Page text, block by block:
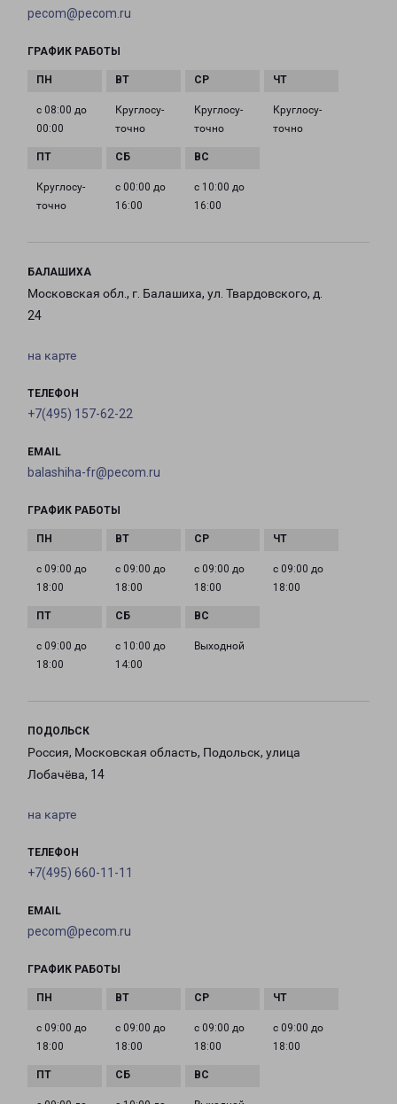
pecom@pecom.ru
ГРАФИК РАБОТЫ
с 08:00 до
00:00
Круглосу­
точно
Круглосу­
точно
Круглосу­
точно
Круглосу­
точно
с 00:00 до
16:00
с 10:00 до
16:00
БАЛАШИХА
Московская обл., г. Балашиха, ул. Твардовского, д.
24
на карте
ТЕЛЕФОН
+7(495) 157-62-22
EMAIL
balashiha-fr@pecom.ru
ГРАФИК РАБОТЫ
с 09:00 до
18:00
с 09:00 до
18:00
с 09:00 до
18:00
с 09:00 до
18:00
с 09:00 до
18:00
с 10:00 до
14:00
Выходной
ПОДОЛЬСК
Россия, Московская область, Подольск, улица
Лобачёва, 14
на карте
ТЕЛЕФОН
+7(495) 660-11-11
EMAIL
pecom@pecom.ru
ГРАФИК РАБОТЫ
с 09:00 до
18:00
с 09:00 до
18:00
с 09:00 до
18:00
с 09:00 до
18:00